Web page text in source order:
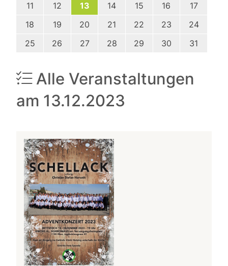
11
12 13 14 15 16
17
18
19 20 21 22 23
24
25
26 27 28 29 30 31
Alle Veranstaltungen
am 13.12.2023